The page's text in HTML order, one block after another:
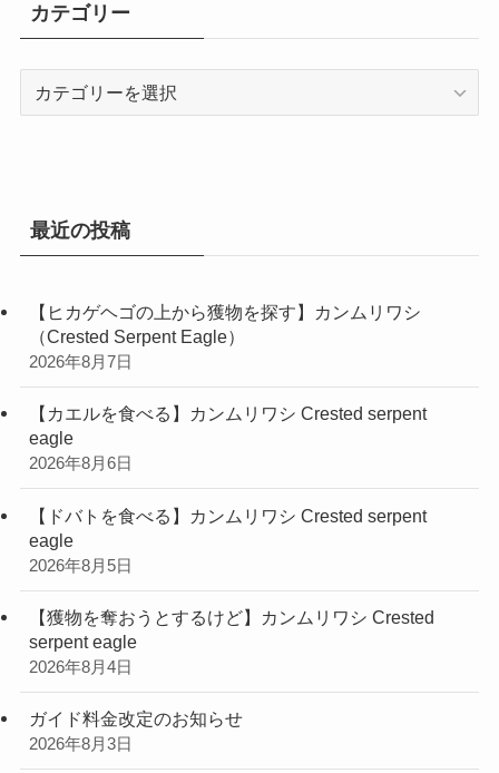
ブ
カテゴリー
最近の投稿
【ヒカゲヘゴの上から獲物を探す】カンムリワシ
（Crested Serpent Eagle）
2026年8月7日
【カエルを食べる】カンムリワシ Crested serpent
eagle
2026年8月6日
【ドバトを食べる】カンムリワシ Crested serpent
eagle
2026年8月5日
【獲物を奪おうとするけど】カンムリワシ Crested
serpent eagle
2026年8月4日
ガイド料金改定のお知らせ
2026年8月3日